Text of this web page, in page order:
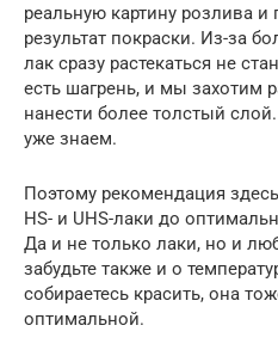
реальную картину розлива и
результат покраски. Из-за
лак сразу растекаться не
есть шагрень, и мы захотим
нанести более толстый
уже знаем.
Поэтому рекомендация
HS- и UHS-лаки до
Да и не только лаки, но и
забудьте также и о
собираетесь красить, она
оптимальной.